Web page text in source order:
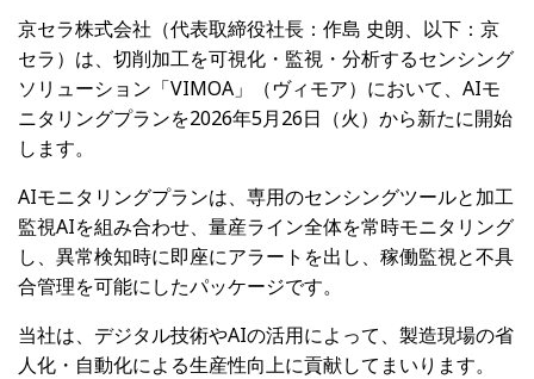
京セラ株式会社（代表取締役社長：作島 史朗、以下：京
セラ）は、切削加工を可視化・監視・分析するセンシング
ソリューション「VIMOA」（ヴィモア）において、AIモ
ニタリングプランを2026年5月26日（火）から新たに開始
します。
AIモニタリングプランは、専用のセンシングツールと加工
監視AIを組み合わせ、量産ライン全体を常時モニタリング
し、異常検知時に即座にアラートを出し、稼働監視と不具
合管理を可能にしたパッケージです。
当社は、デジタル技術やAIの活用によって、製造現場の省
人化・自動化による生産性向上に貢献してまいります。